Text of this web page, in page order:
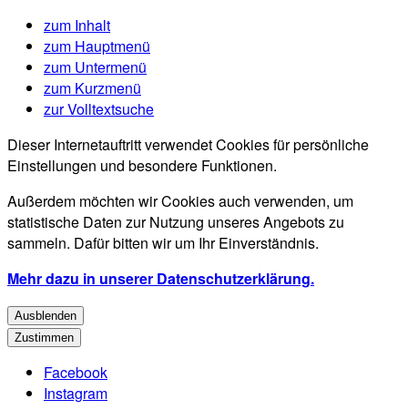
zum Inhalt
zum Hauptmenü
zum Untermenü
zum Kurzmenü
zur Volltextsuche
Dieser Internetauftritt verwendet Cookies für persönliche
Einstellungen und besondere Funktionen.
Außerdem möchten wir Cookies auch verwenden, um
statistische Daten zur Nutzung unseres Angebots zu
sammeln. Dafür bitten wir um Ihr Einverständnis.
Mehr dazu in unserer Datenschutzerklärung.
Ausblenden
Zustimmen
Facebook
Instagram